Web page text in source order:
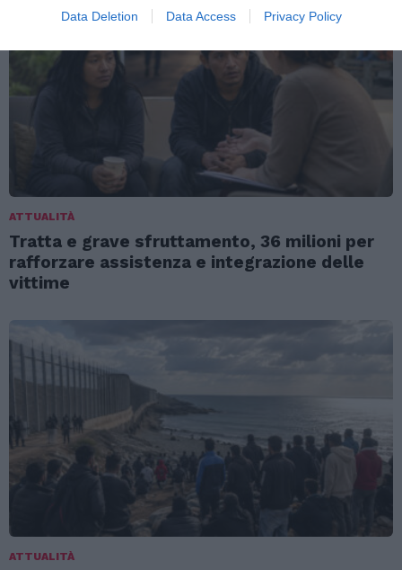
Data Deletion Data Access Privacy Policy
ATTUALITÀ
Tratta e grave sfruttamento, 36 milioni per
rafforzare assistenza e integrazione delle
vittime
ATTUALITÀ